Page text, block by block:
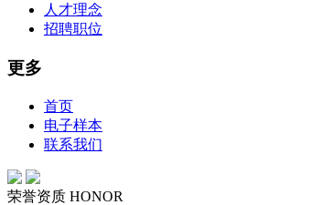
人才理念
招聘职位
更多
首页
电子样本
联系我们
荣誉资质 HONOR